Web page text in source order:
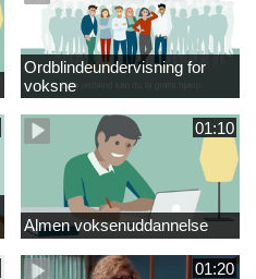
Ordblindeundervisning for
voksne
01:10
Almen voksenuddannelse
01:20